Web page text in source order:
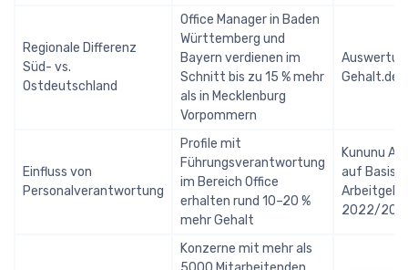
Regionale Differenz
Süd- vs.
Ostdeutschland
Office Manager in Baden
Württemberg und
Bayern verdienen im
Schnitt bis zu 15 % mehr
als in Mecklenburg
Vorpommern
Gehalt.de,
Einfluss von
Personalverantwortung
Profile mit
Führungsverantwortung
im Bereich Office
erhalten rund 10–20 %
mehr Gehalt
Kununu
auf Basis
2022/
Konzerne mit mehr als